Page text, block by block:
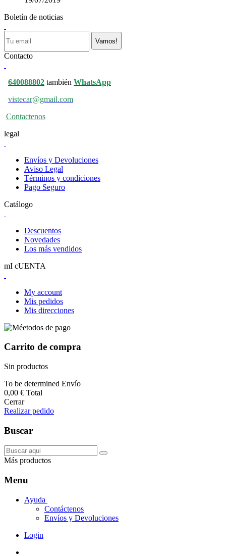
Boletín de noticias
Vamos!
Contacto
640088802 también WhatsApp
vistecar@gmail.com
Contactenos
legal
Envíos y Devoluciones
Aviso Legal
Términos y condiciones
Pago Seguro
Catálogo
Descuentos
Novedades
Los más vendidos
mI cUENTA
My account
Mis pedidos
Mis direcciones
Carrito de compra
Sin productos
To be determined Envío
0,00 € Total
Cerrar
Realizar pedido
Buscar
Más productos
Menu
Ayuda
Contáctenos
Envíos y Devoluciones
Login